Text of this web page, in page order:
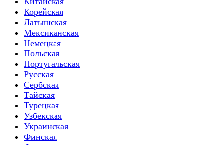
Корейская
Латышская
Мексиканская
Немецкая
Польская
Португальская
Русская
Сербская
Тайская
Турецкая
Узбекская
Украинская
Финская